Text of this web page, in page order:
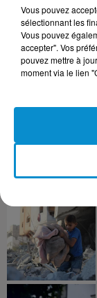
Vous pouvez
sélectionnant les
Vous pouvez
accepter". Vos
pouvez mettre à
moment via le lien